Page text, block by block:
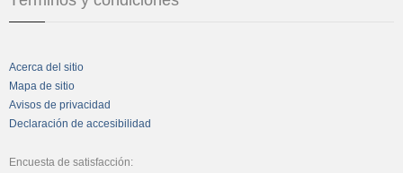
Acerca del sitio
Mapa de sitio
Avisos de privacidad
Declaración de accesibilidad
Encuesta de satisfacción: